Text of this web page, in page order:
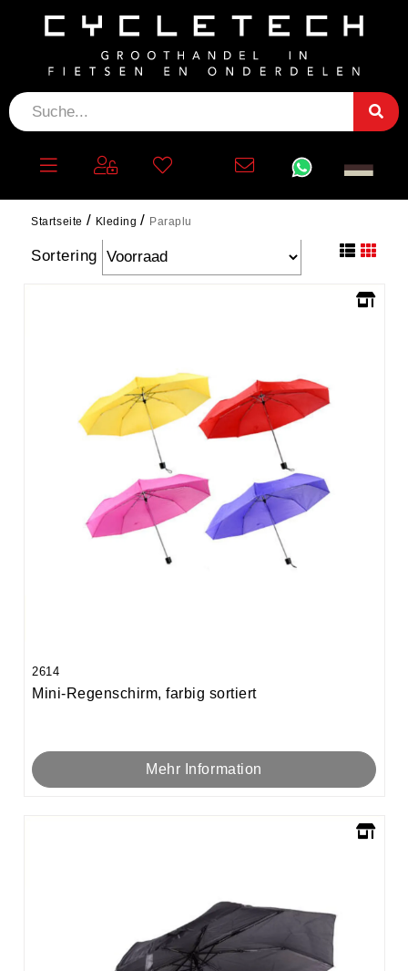
Startseite Kleding Paraplu
PARAPLU
Sortering
2614
Mini-Regenschirm, farbig sortiert
Mehr Information